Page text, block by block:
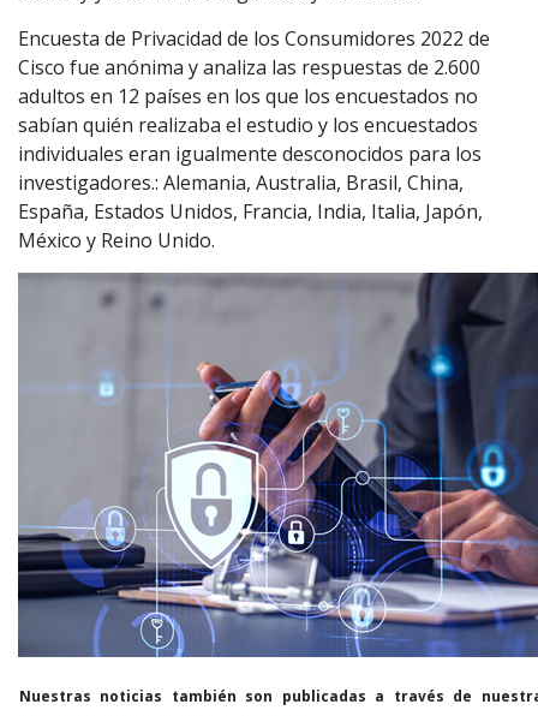
Encuesta de Privacidad de los Consumidores 2022 de
Cisco fue anónima y analiza las respuestas de 2.600
adultos en 12 países en los que los encuestados no
sabían quién realizaba el estudio y los encuestados
individuales eran igualmente desconocidos para los
investigadores.: Alemania, Australia, Brasil, China,
España, Estados Unidos, Francia, India, Italia, Japón,
México y Reino Unido.
Nuestras noticias también son publicadas a través de